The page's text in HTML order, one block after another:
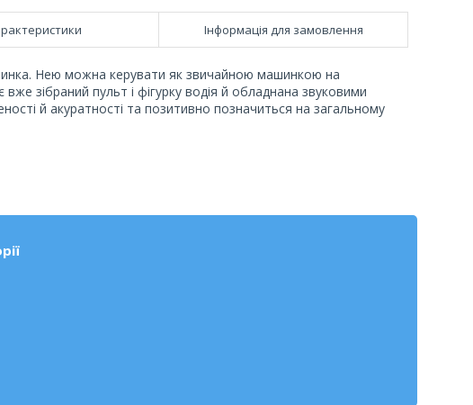
Інформація для замовлення
Нею можна керувати як звичайною машинкою на
вже зібраний пульт і фігурку водія й обладнана звуковими
й акуратності та позитивно позначиться на загальному